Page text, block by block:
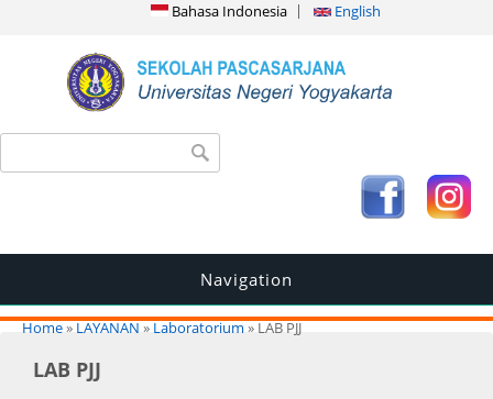
Bahasa Indonesia English
Search form
Navigation
You are here
Home» LAYANAN » Laboratorium» LAB PJJ
LAB PJJ